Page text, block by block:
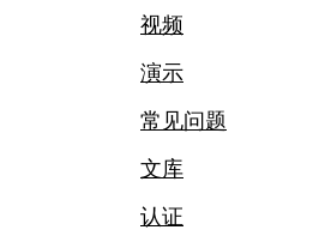
视频
演示
常见问题
文库
认证